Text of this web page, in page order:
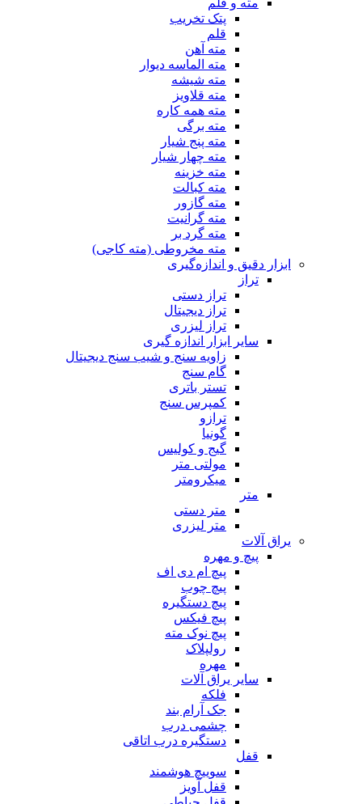
پتک تخریب
قلم
مته آهن
مته الماسه دیوار
مته شیشه
مته قلاویز
مته همه کاره
مته برگی
مته پنج شیار
مته چهار شیار
مته خزینه
مته کبالت
مته گازور
مته گرانیت
مته گرد بر
مته مخروطی (مته کاجی)
ابزار دقیق و اندازه‌گیری
تراز
تراز دستی
تراز دیجیتال
تراز لیزری
سایر ابزار اندازه گیری
زاویه سنج و شیب سنج دیجیتال
گام سنج
تستر باتری
کمپرس سنج
ترازو
گونیا
گیج و کولیس
مولتی متر
میکرومتر
متر
متر دستی
متر لیزری
یراق آلات
پیچ و مهره
پیچ ام دی اف
پیچ چوب
پیچ دستگیره
پیچ فیکس
پیچ نوک مته
رولپلاک
مهره
سایر یراق آلات
فلکه
جک آرام بند
چشمی درب
دستگیره درب اتاقی
قفل
سوییچ هوشمند
قفل آویز